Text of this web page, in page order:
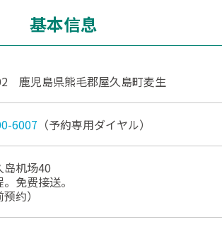
基本信息
鹿児島県熊毛郡屋久島町麦生
6007 （予約専用ダイヤル）
岛机场40
免费接送。
约）